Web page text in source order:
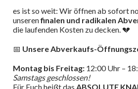
0 Products0 Products
0 Products
Start Restposten
Es wurden keine Produkte gefunden,
es ist so weit: Wir öffnen ab sofort
unserenfinalen und radikalen
die laufenden Kosten zu decken. 💔
📅 Unsere Abverkaufs-
Montag bis Freitag:12:00 Uhr –
Samstags geschlossen!
Für Euch heißt das ABSOLUTE